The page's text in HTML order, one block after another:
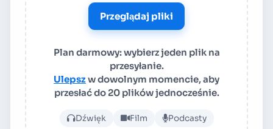
Przeglądaj pliki
Plan darmowy: wybierz jeden plik na
przesyłanie.
Ulepszw dowolnym momencie, aby
przesłać do 20 plików jednocześnie.
Prześlij plik audio lub
Dźwięk Film Podcasty